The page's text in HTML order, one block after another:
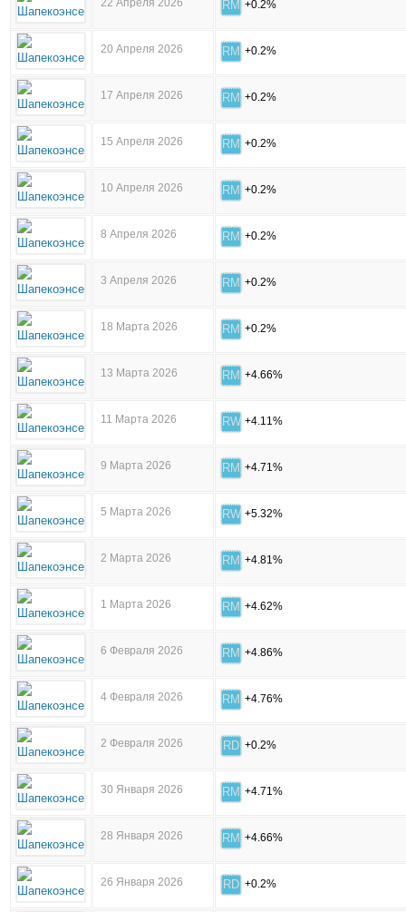
22 Апреля 2026 RM +0.2%
20 Апреля 2026 RM +0.2%
17 Апреля 2026 RM +0.2%
15 Апреля 2026 RM +0.2%
10 Апреля 2026 RM +0.2%
8 Апреля 2026 RM +0.2%
3 Апреля 2026 RM +0.2%
18 Марта 2026 RM +0.2%
13 Марта 2026 RM +4.66%
11 Марта 2026 RW +4.11%
9 Марта 2026 RM +4.71%
5 Марта 2026 RW +5.32%
2 Марта 2026 RM +4.81%
1 Марта 2026 RM +4.62%
6 Февраля 2026 RM +4.86%
4 Февраля 2026 RM +4.76%
2 Февраля 2026 RD +0.2%
30 Января 2026 RM +4.71%
28 Января 2026 RM +4.66%
26 Января 2026 RD +0.2%